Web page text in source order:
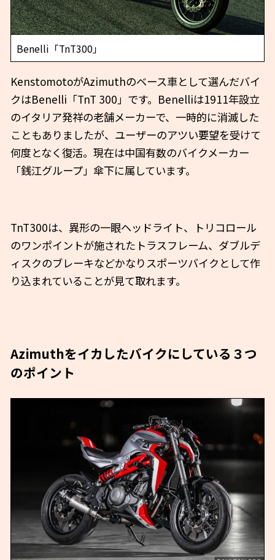
Benelli「TnT300」
KenstomotoがAzimuthのベース車として選んだバイ
クはBenelli「TnT 300」です。Benelliは1911年設立
のイタリア発祥の老舗メーカーで、一時的に消滅した
こともありましたが、ユーザーのアツい要望を受けて
何度となく復活。現在は中国有数のバイクメーカー
「銭江グループ」傘下に属しています。
TnT300は、異形の一眼ヘッドライト、トリコロール
のワンポイントが施されたトラスフレーム、ダブルデ
ィスクのブレーキなどかなりスポーツバイクとして作
り込まれていることが見て取れます。
Azimuthをイカしたバイクにしている３つ
のポイント